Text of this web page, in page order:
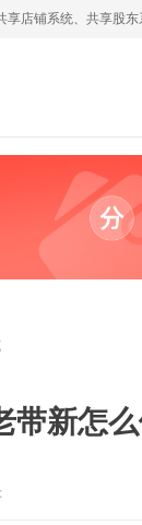
店铺系统、共享股东
带新怎